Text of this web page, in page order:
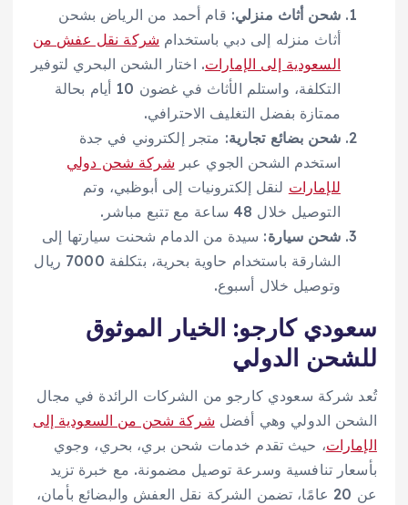
شحن أثاث منزلي: قام أحمد من الرياض بشحن
أثاث منزله إلى دبي باستخدام شركة نقل عفش من
السعودية إلى الإمارات. اختار الشحن البحري لتوفير
التكلفة، واستلم الأثاث في غضون 10 أيام بحالة
ممتازة بفضل التغليف الاحترافي.
شحن بضائع تجارية: متجر إلكتروني في جدة
استخدم الشحن الجوي عبر شركة شحن دولي
للإمارات لنقل إلكترونيات إلى أبوظبي، وتم
التوصيل خلال 48 ساعة مع تتبع مباشر.
شحن سيارة: سيدة من الدمام شحنت سيارتها إلى
الشارقة باستخدام حاوية بحرية، بتكلفة 7000 ريال
وتوصيل خلال أسبوع.
سعودي كارجو: الخيار الموثوق
للشحن الدولي
تُعد شركة سعودي كارجو من الشركات الرائدة في مجال
الشحن الدولي وهي أفضل شركة شحن من السعودية إلى
الإمارات، حيث تقدم خدمات شحن بري، بحري، وجوي
بأسعار تنافسية وسرعة توصيل مضمونة. مع خبرة تزيد
عن 20 عامًا، تضمن الشركة نقل العفش والبضائع بأمان،